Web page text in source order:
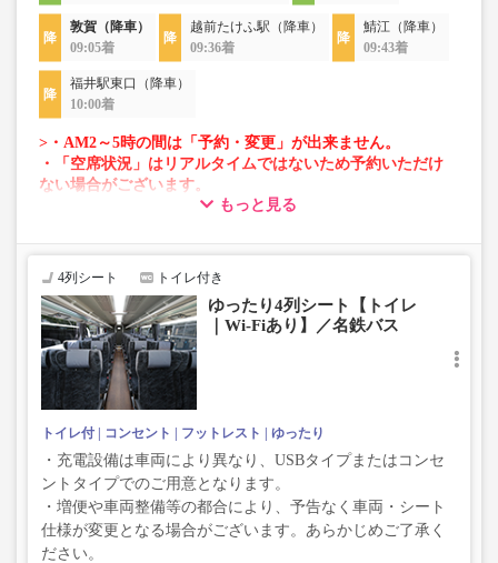
敦賀（降車）
09:05着
越前たけふ駅（降車）
09:36着
鯖江（降車）
09:43着
福井駅東口（降車）
10:00着
>・AM2～5時の間は「予約・変更」が出来ません。
・「空席状況」はリアルタイムではないため予約いただけ
ない場合がございます。
・車両は予告なく変更となる場合がございます。これに伴
で、あらかじめご了承ください。
もっと見る
4列シート トイレ付き
ゆったり4列シート【トイレ
｜Wi-Fiあり】／名鉄バス
トイレ付 コンセント フットレスト ゆったり
・充電設備は車両により異なり、USBタイプまたはコンセ
ントタイプでのご用意となります。
・増便や車両整備等の都合により、予告なく車両・シート
仕様が変更となる場合がございます。あらかじめご了承く
ださい。